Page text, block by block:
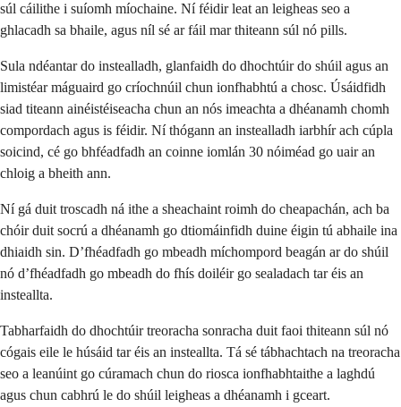
súl cáilithe i suíomh míochaine. Ní féidir leat an leigheas seo a
ghlacadh sa bhaile, agus níl sé ar fáil mar thiteann súl nó pills.
Sula ndéantar do instealladh, glanfaidh do dhochtúir do shúil agus an
limistéar máguaird go críochnúil chun ionfhabhtú a chosc. Úsáidfidh
siad titeann ainéistéiseacha chun an nós imeachta a dhéanamh chomh
compordach agus is féidir. Ní thógann an instealladh iarbhír ach cúpla
soicind, cé go bhféadfadh an coinne iomlán 30 nóiméad go uair an
chloig a bheith ann.
Ní gá duit troscadh ná ithe a sheachaint roimh do cheapachán, ach ba
chóir duit socrú a dhéanamh go dtiomáinfidh duine éigin tú abhaile ina
dhiaidh sin. D’fhéadfadh go mbeadh míchompord beagán ar do shúil
nó d’fhéadfadh go mbeadh do fhís doiléir go sealadach tar éis an
insteallta.
Tabharfaidh do dhochtúir treoracha sonracha duit faoi thiteann súl nó
cógais eile le húsáid tar éis an insteallta. Tá sé tábhachtach na treoracha
seo a leanúint go cúramach chun do riosca ionfhabhtaithe a laghdú
agus chun cabhrú le do shúil leigheas a dhéanamh i gceart.